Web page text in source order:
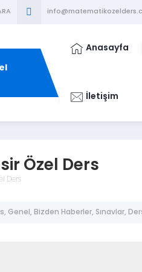
Anasayfa
İletişim
Özel Ders
Ders
, Genel , Bizden Haberler, Sınavlar,